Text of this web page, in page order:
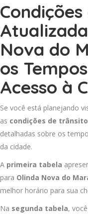
Nova do
os
Acesso à
Se você está planejando
as condições de
detalhadas sobre os
da cidade.
A primeira tabela
para Olinda Nova do
melhor horário para sua
Na segunda tabela,